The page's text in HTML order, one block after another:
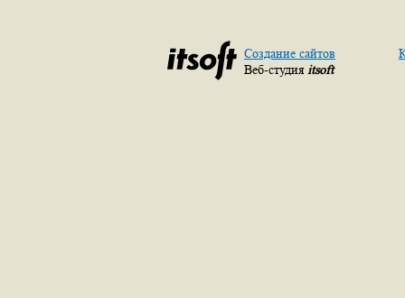
Создание сайтов
Веб-студия itsoft